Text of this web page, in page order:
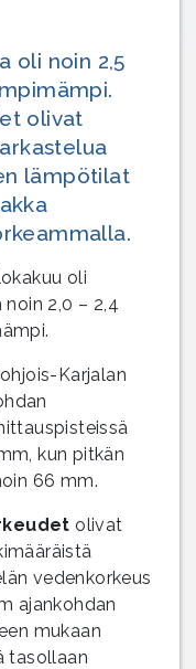
oli noin 2,5
olivat
lämpötilat
oli
2,0 – 2,4
Karjalan
kun pitkän
66 mm.
olivat
vedenkorkeus
ajankohdan
mukaan
tasollaan